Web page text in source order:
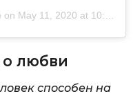
on May 11, 2020 at 10:06am PDT
любви
способен на